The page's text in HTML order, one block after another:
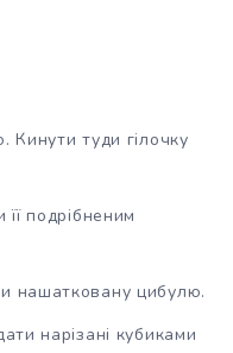
Кинути туди гілочку
подрібненим
нашатковану цибулю.
нарізані кубиками